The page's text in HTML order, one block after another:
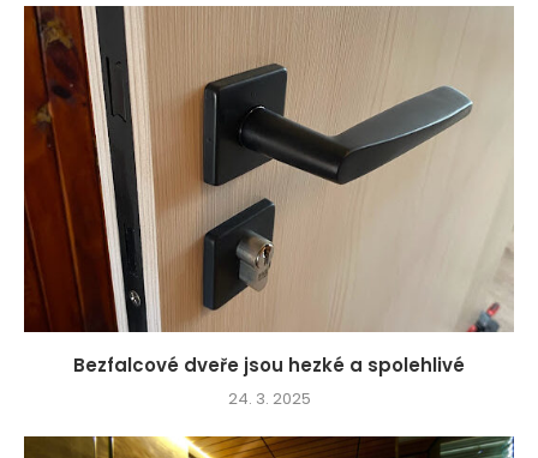
Bezfalcové dveře jsou hezké a spolehlivé
24. 3. 2025